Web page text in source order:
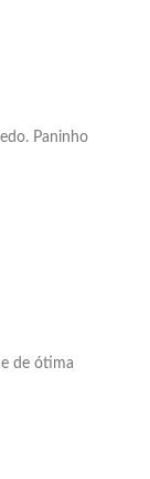
Paninho
de ótima